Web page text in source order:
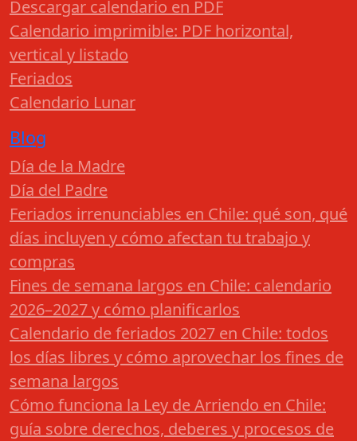
Descargar calendario en PDF
Calendario imprimible: PDF horizontal,
vertical y listado
Feriados
Calendario Lunar
Blog
Día de la Madre
Día del Padre
Feriados irrenunciables en Chile: qué son, qué
días incluyen y cómo afectan tu trabajo y
compras
Fines de semana largos en Chile: calendario
2026–2027 y cómo planificarlos
Calendario de feriados 2027 en Chile: todos
los días libres y cómo aprovechar los fines de
semana largos
Cómo funciona la Ley de Arriendo en Chile:
guía sobre derechos, deberes y procesos de